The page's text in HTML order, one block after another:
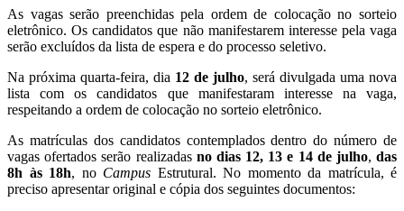
As vagas serão preenchidas pela ordem de colocação no sorteio
eletrônico. Os candidatos que não manifestarem interesse pela vaga
serão excluídos da lista de espera e do processo seletivo.
Na próxima quarta-feira, dia 12 de julho, será divulgada uma nova
lista com os candidatos que manifestaram interesse na vaga,
respeitando a ordem de colocação no sorteio eletrônico.
As matrículas dos candidatos contemplados dentro do número de
vagas ofertados serão realizadas no dias 12, 13 e 14 de julho,das
8h às 18h, no Campus Estrutural. No momento da matrícula, é
preciso apresentar original e cópia dos seguintes documentos: